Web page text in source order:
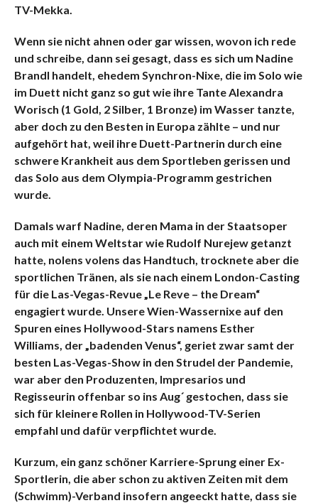
TV-Mekka.
Wenn sie nicht ahnen oder gar wissen, wovon ich rede
und schreibe, dann sei gesagt, dass es sich um Nadine
Brandl handelt, ehedem Synchron-Nixe, die im Solo wie
im Duett nicht ganz so gut wie ihre Tante Alexandra
Worisch (1 Gold, 2 Silber, 1 Bronze) im Wasser tanzte,
aber doch zu den Besten in Europa zählte – und nur
aufgehört hat, weil ihre Duett-Partnerin durch eine
schwere Krankheit aus dem Sportleben gerissen und
das Solo aus dem Olympia-Programm gestrichen
wurde.
Damals warf Nadine, deren Mama in der Staatsoper
auch mit einem Weltstar wie Rudolf Nurejew getanzt
hatte, nolens volens das Handtuch, trocknete aber die
sportlichen Tränen, als sie nach einem London-Casting
für die Las-Vegas-Revue „Le Reve – the Dream“
engagiert wurde. Unsere Wien-Wassernixe auf den
Spuren eines Hollywood-Stars namens Esther
Williams, der „badenden Venus“, geriet zwar samt der
besten Las-Vegas-Show in den Strudel der Pandemie,
war aber den Produzenten, Impresarios und
Regisseurin offenbar so ins Aug´ gestochen, dass sie
sich für kleinere Rollen in Hollywood-TV-Serien
empfahl und dafür verpflichtet wurde.
Kurzum, ein ganz schöner Karriere-Sprung einer Ex-
Sportlerin, die aber schon zu aktiven Zeiten mit dem
(Schwimm)-Verband insofern angeeckt hatte, dass sie